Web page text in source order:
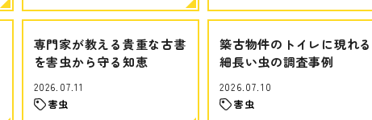
専門家が教える貴重な古書
を害虫から守る知恵
2026.07.11
害虫
築古物件のトイレに現れる
細長い虫の調査事例
2026.07.10
害虫